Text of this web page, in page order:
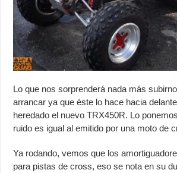
Lo que nos sorprenderá nada más
arrancar ya que éste lo hace hacia
heredado el nuevo TRX450R. Lo
ruido es igual al emitido por una moto de
Ya rodando, vemos que los
para pistas de cross, eso se nota en su